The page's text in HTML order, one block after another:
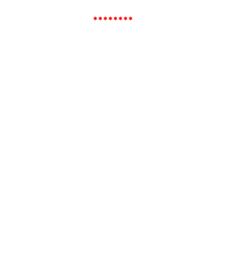
********